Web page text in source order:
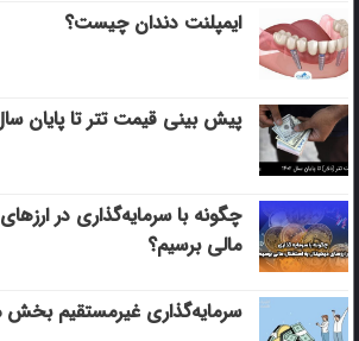
ایمپلنت دندان چیست؟
پیش بینی قیمت تتر تا پایان سال
چگونه با سرمایه‌گذاری در
مالی برسیم؟
سرمایه‌گذاری غیرمستقیم